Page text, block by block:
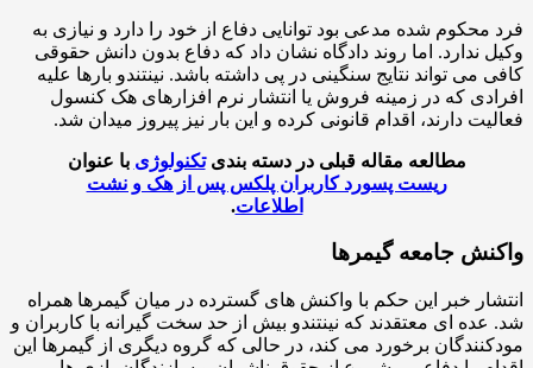
شده مدعی بود توانایی دفاع از خود را دارد و نیازی به
ندارد. اما روند دادگاه نشان داد که دفاع بدون دانش حقوقی
می تواند نتایج سنگینی در پی داشته باشد. نینتندو بارها علیه
که در زمینه فروش یا انتشار نرم افزارهای هک کنسول
دارند، اقدام قانونی کرده و این بار نیز پیروز میدان شد.
مطالعه مقاله قبلی در دسته بندیتکنولوژیبا عنوان
ریست پسورد کاربران پلکس پس از هک و نشت
اطلاعات.
جامعه گیمرها
خبر این حکم با واکنش های گسترده در میان گیمرها همراه
ای معتقدند که نینتندو بیش از حد سخت گیرانه با کاربران و
برخورد می کند، در حالی که گروه دیگری از گیمرها این